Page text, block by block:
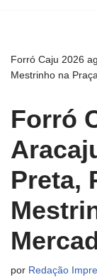
Forró Caju 2026
Mestrinho na
Forró
Preta,
por Redação